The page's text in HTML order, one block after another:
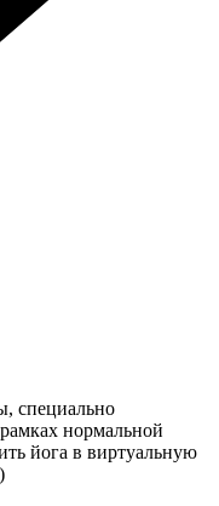
специально
нормальной
йога в виртуальную